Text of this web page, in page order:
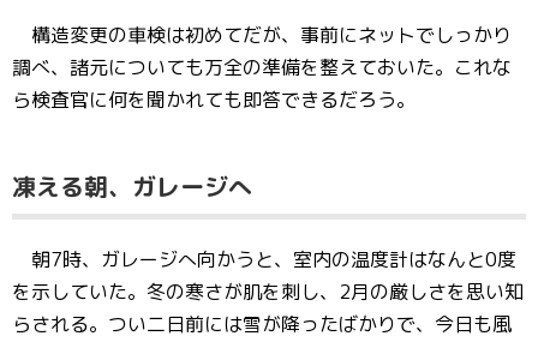
構造変更の車検は初めてだが、事前にネットでしっかり
調べ、諸元についても万全の準備を整えておいた。これな
ら検査官に何を聞かれても即答できるだろう。
凍える朝、ガレージへ
朝7時、ガレージへ向かうと、室内の温度計はなんと0度
を示していた。冬の寒さが肌を刺し、2月の厳しさを思い知
らされる。つい二日前には雪が降ったばかりで、今日も風